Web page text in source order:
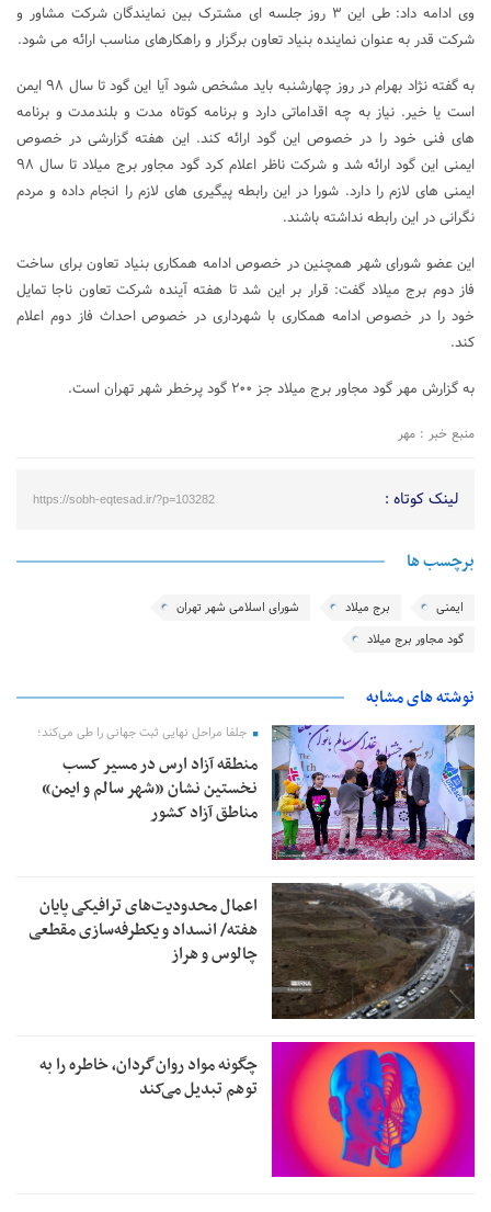
وی ادامه داد: طی این ۳ روز جلسه ای مشترک بین نمایندگان شرکت مشاور و
شرکت قدر به عنوان نماینده بنیاد تعاون برگزار و راهکارهای مناسب ارائه می شود.
به گفته نژاد بهرام در روز چهارشنبه باید مشخص شود آیا این گود تا سال ۹۸ ایمن
است یا خیر. نیاز به چه اقداماتی دارد و برنامه کوتاه مدت و بلندمدت و برنامه
های فنی خود را در خصوص این گود ارائه کند. این هفته گزارشی در خصوص
ایمنی این گود ارائه شد و شرکت ناظر اعلام کرد گود مجاور برج میلاد تا سال ۹۸
ایمنی های لازم را دارد. شورا در این رابطه پیگیری های لازم را انجام داده و مردم
نگرانی در این رابطه نداشته باشند.
این عضو شورای شهر همچنین در خصوص ادامه همکاری بنیاد تعاون برای ساخت
فاز دوم برج میلاد گفت: قرار بر این شد تا هفته آینده شرکت تعاون ناجا تمایل
خود را در خصوص ادامه همکاری با شهرداری در خصوص احداث فاز دوم اعلام
کند.
به گزارش مهر گود مجاور برج میلاد جز ۲۰۰ گود پرخطر شهر تهران است.
منبع خبر : مهر
لینک کوتاه : https://sobh-eqtesad.ir/?p=103282
برچسب ها
ایمنی برج میلاد
شورای اسلامی شهر تهران
گود مجاور برج میلاد
نوشته های مشابه
جلفا مراحل نهایی ثبت جهانی را طی می‌کند؛
منطقه آزاد ارس در مسیر کسب
نخستین نشان «شهر سالم و ایمن»
مناطق آزاد کشور
اعمال محدودیت‌های ترافیکی پایان
هفته/ انسداد و یکطرفه‌سازی مقطعی
چالوس و هراز
چگونه مواد روان‌گردان، خاطره را به
توهم تبدیل می‌کند